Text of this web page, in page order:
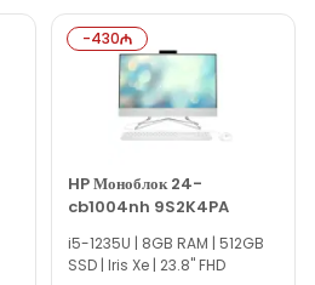
-430
HP Моноблок 24-
cb1004nh 9S2K4PA
i5-1235U | 8GB RAM | 512GB
SSD | Iris Xe | 23.8" FHD